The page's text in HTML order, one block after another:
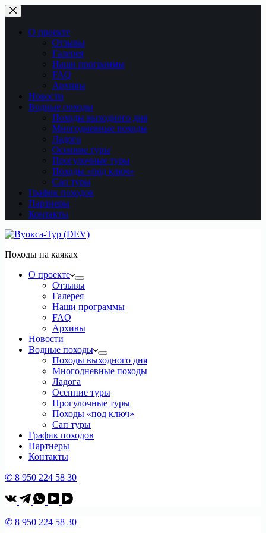
Перейти
к
сути
О проекте
Отзывы
Галерея
Наши программы
FAQ
Архивы
Новости
Водные походы
Походы выходного дня
Многодневные походы
Ладога
Осенние туры
Прогулочные туры
Походы «под ключ»
Сап туры
График походов
Партнеры
Контакты
Походы на каяках
О проекте
Отзывы
Галерея
Наши программы
FAQ
Архивы
Новости
Водные походы
Походы выходного дня
Многодневные походы
Ладога
Осенние туры
Прогулочные туры
Походы «под ключ»
Сап туры
График походов
Партнеры
Контакты
✆ 8 950 224 58 30
✆ 8 950 224 58 30